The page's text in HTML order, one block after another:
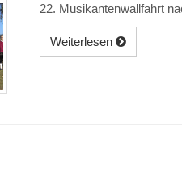
22. Musikantenwallfahrt
Weiterlesen